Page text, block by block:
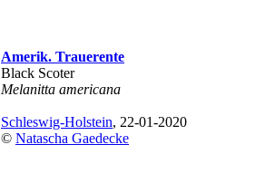
Amerik. Trauerente
Black Scoter
Melanitta americana
Schleswig-Holstein, 22-01-2020
© Natascha Gaedecke